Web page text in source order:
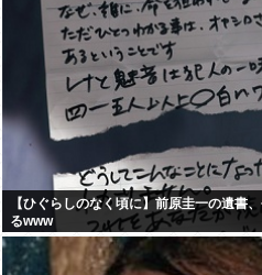
【ひぐらしのなく頃に】前原圭一の遺書
るwww